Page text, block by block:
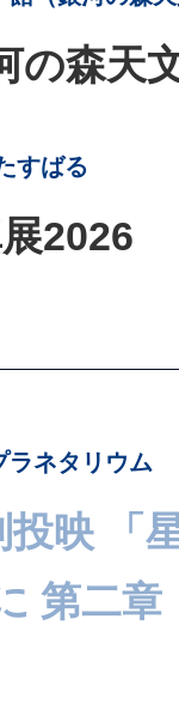
の森天
すばる
2026
ラネタリウム
映 「
第二